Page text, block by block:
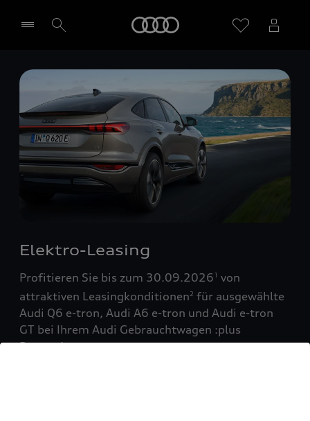
Händler wählen
Elektro-Leasing
Profitieren Sie bis zum 30.09.20261 von
attraktiven Leasingkonditionen2 für ausgewählte
Audi Q6 e-tron, Audi A6 e-tron und Audi e-tron
GT bei Ihrem Audi Gebrauchtwagen :plus
Partner!